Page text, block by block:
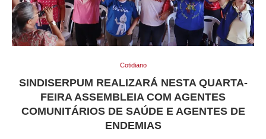
Cotidiano
SINDISERPUM REALIZARÁ NESTA QUARTA-
FEIRA ASSEMBLEIA COM AGENTES
COMUNITÁRIOS DE SAÚDE E AGENTES DE
ENDEMIAS